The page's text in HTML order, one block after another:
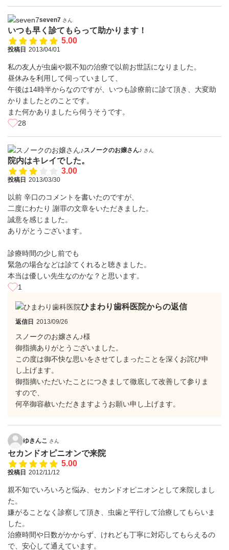
seven7 さん
いつも早く診てもらって助かります！
5.00
投稿日 2013/04/01
私の友人が虫歯や親不知の治療で以前お世話になりました。
昼休みを利用して伺っていまして、
午後は14時半からなのですが、いつも診療前に診て頂き、大変助
かりましたとのことです。
また何かありましたら伺うそうです。
28
スノークのお嬢さん♪ さん
院内はキレイでした。
3.00
投稿日 2013/03/30
以前 辛口のコメントを書いたのですが、
二度にわたり 謝罪の文章をいただきました。
誠意を感じました。
ありがとうございます。
診療時間の少し前でも
緊急の場合などは診てくれると聴きました。
本当は優しい先生なのかな？と思います。
1
ひまわり歯科医院からの返信
返信日 2013/09/26
スノークのお嬢さん♪様
御指摘ありがとうございました。
この度は御不快な思いをさせてしまったことを深くお詫び申
し上げます。
御指摘いただいたことにつきまして徹底して改善して参りま
すので、
何卒御容赦いただきますようお願い申し上げます。
ゆきんこ さん
セカンドオピニオンで来院
5.00
投稿日 2012/11/12
親不知でいろいろと悩み、セカンドオピニオンとして来院しまし
た。
嫌がることなく診察して頂き、虫歯と平行して治療してもらいま
した。
治療時間や日数がかからず、けれども丁寧に対応してもらえるの
で、安心して通えています。